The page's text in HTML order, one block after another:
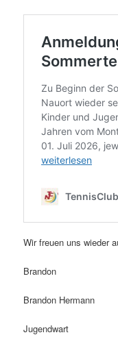
Wir freuen uns wieder
Brandon
Brandon Hermann
Jugendwart